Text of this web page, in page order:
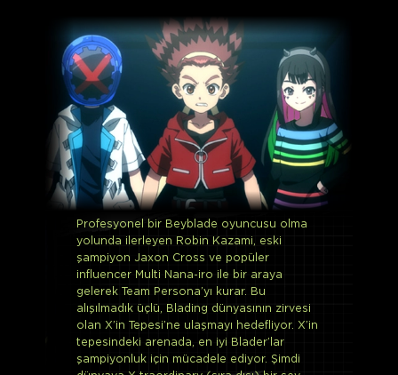
Profesyonel bir Beyblade oyuncusu olma
yolunda ilerleyen Robin Kazami, eski
şampiyon Jaxon Cross ve popüler
influencer Multi Nana-iro ile bir araya
gelerek Team Persona’yı kurar. Bu
alışılmadık üçlü, Blading dünyasının zirvesi
olan X’in Tepesi’ne ulaşmayı hedefliyor. X’in
tepesindeki arenada, en iyi Blader’lar
şampiyonluk için mücadele ediyor. Şimdi